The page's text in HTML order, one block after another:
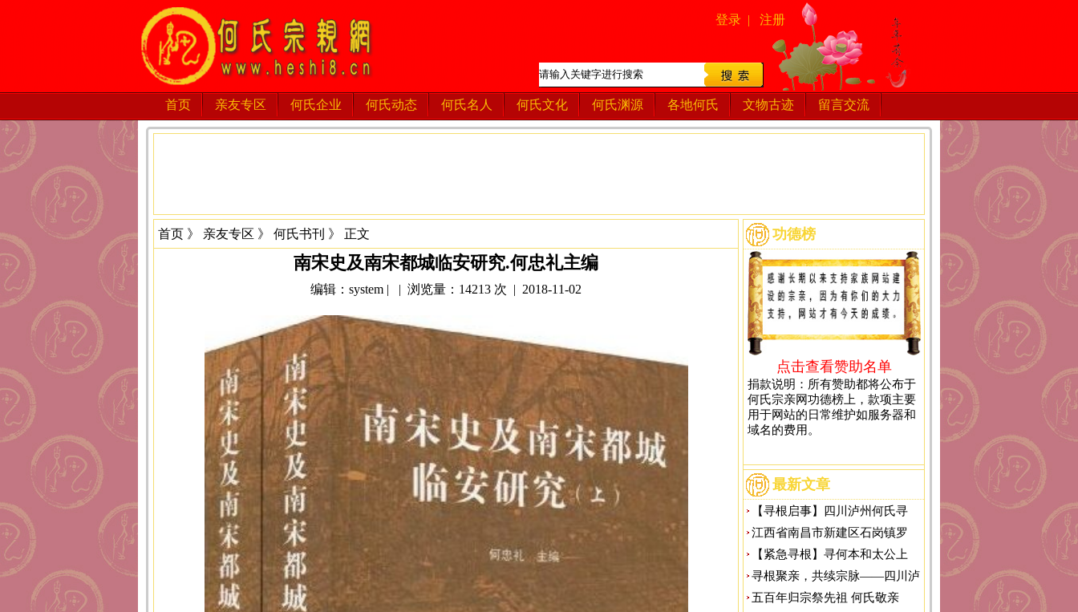
登录 | 注册
首页 亲友专区 何氏企业 何氏动态 何氏名人 何氏文化 何氏渊源 各地何氏 文物古迹 留言交流
首页 》 亲友专区 》 何氏书刊 》 正文
南宋史及南宋都城临安研究.何忠礼主编
编辑：system | | 浏览量：14213 次 | 2018-11-02
功德榜
点击查看赞助名单
捐款说明：所有赞助都将公布于
何氏宗亲网功德榜上，款项主要
用于网站的日常维护如服务器和
域名的费用。
最新文章
【寻根启事】四川泸州何氏寻
江西省南昌市新建区石岗镇罗
【紧急寻根】寻何本和太公上
寻根聚亲，共续宗脉——四川泸
五百年归宗祭先祖 何氏敬亲